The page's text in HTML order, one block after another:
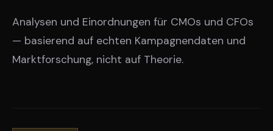
Analysen und Einordnungen für CMOs und CFOs
— basierend auf echten Kampagnendaten und
Marktforschung, nicht auf Theorie.